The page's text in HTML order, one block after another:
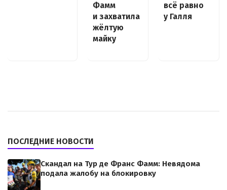
Фамм
и захватила
жёлтую
майку
всё равно
у Галля
ПОСЛЕДНИЕ НОВОСТИ
Скандал на Тур де Франс Фамм: Невядома
подала жалобу на блокировку